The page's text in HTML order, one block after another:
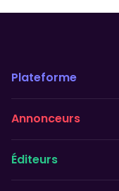
Plateforme
Annonceurs
Éditeurs